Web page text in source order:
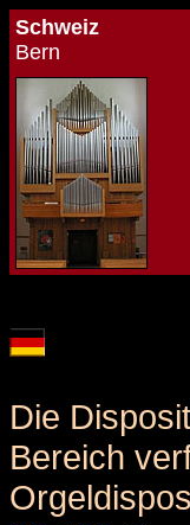
Schweiz
Bern
Die
Bereich